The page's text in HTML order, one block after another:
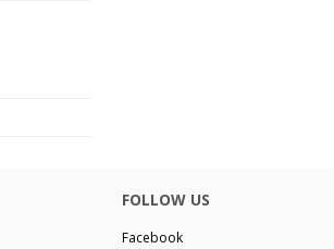
FOLLOW US
Facebook